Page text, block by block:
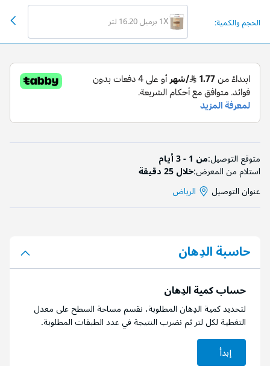
الحجم والكمية: 1X برميل 16.20 لتر
متوقع التوصيل:من 1 - 3 أيام
استلام من المعرض:خلال 25 دقيقة
عنوان التوصيل
الرياض
حاسبة الدِهان
حساب كمية الدِهان
لتحديد كمية الدِهان المطلوبة، نقسم مساحة السطح على معدل
التغطية لكل لتر ثم نضرب النتيجة في عدد الطبقات المطلوبة.
إبدأ